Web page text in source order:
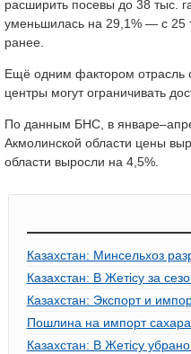
расширить посевы до 38 тыс.
уменьшилась на 29,1% — с 25
ранее.
Ещё одним фактором отрасль
центры могут ограничивать
По данным БНС, в
Акмолинской области цены
области выросли на 4,5%.
Казахстан: Минсельхоз
Казахстан: В Жетісу за
Казахстан: Экспорт и
Пошлина на импорт
Казахстан: В Жетісу